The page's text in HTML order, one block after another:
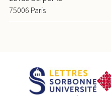
75006 Paris